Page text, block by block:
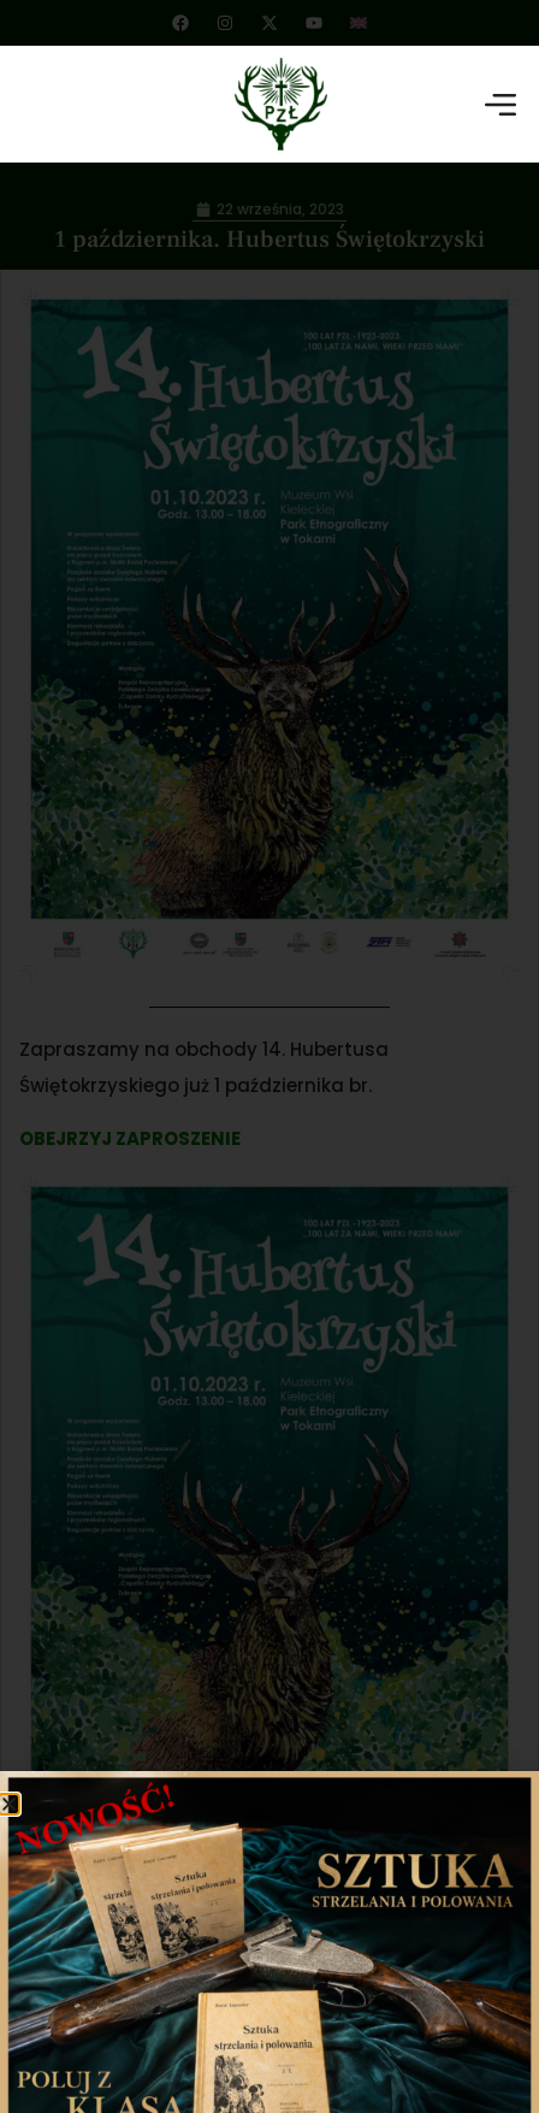
1 października. Hubertus Świętokrzyski
22 września, 2023
Zapraszamy na obchody 14. Hubertusa
Świętokrzyskiego już 1 października br.
OBEJRZYJ ZAPROSZENIE
Udostępnij Twitter WhatsApp
Poprzedni artykuł Następny artykuł